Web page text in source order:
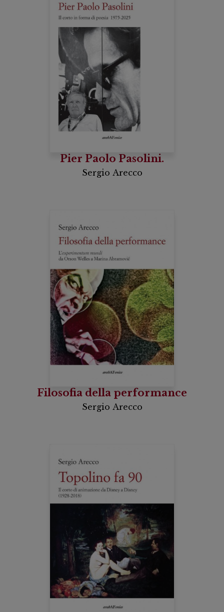
Pier Paolo Pasolini.
Sergio Arecco
Filosofia della performance
Sergio Arecco